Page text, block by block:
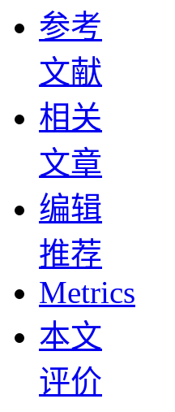
参考
文献
相关
文章
编辑
推荐
Metrics
本文
评价